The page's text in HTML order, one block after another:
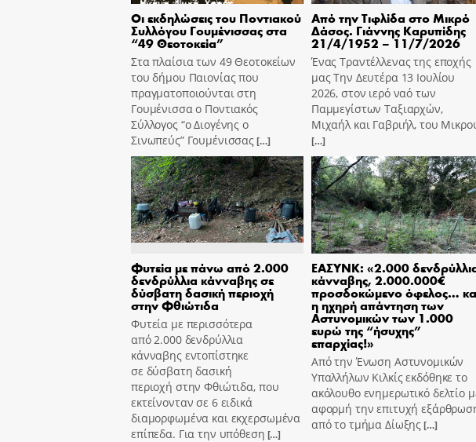
Οι εκδηλώσεις του Ποντιακού
Συλλόγου Γουμένισσας στα
“49 Θεοτοκεία”
Στα πλαίσια των 49 Θεοτοκείων
του δήμου Παιονίας που
πραγματοποιούνται στη
Γουμένισσα ο Ποντιακός
Σύλλογος “ο Διογένης ο
Σινωπεύς” Γουμένισσας[…]
Από την Τιφλίδα στο Μικρό
Δάσος. Γιάννης Καρυπίδης
21/4/1952 – 11/7/2026
Ένας Τραντέλλενας της εποχής
μας Την Δευτέρα 13 Ιουλίου
2026, στον ιερό ναό των
Παμμεγίστων Ταξιαρχών,
Μιχαήλ και Γαβριήλ, του
[…]
Φυτεία με πάνω από 2.000
δενδρύλλια κάνναβης σε
δύσβατη δασική περιοχή
στην Φθιώτιδα
Φυτεία με περισσότερα
από 2.000 δενδρύλλια
κάνναβης εντοπίστηκε
σε δύσβατη δασική
περιοχή στην Φθιώτιδα, που
εκτείνονταν σε 6 ειδικά
διαμορφωμένα και εκχερσωμένα
επίπεδα. Για την υπόθεση […]
ΕΑΣΥΝΚ: «2.000
κάνναβης, 2.000.000€
προσδοκώμενο όφελος…
η ηχηρή απάντηση των
Αστυνομικών των 1.000
ευρώ της “ήσυχης”
επαρχίας!»
Από την Ένωση Αστυνομικών
Υπαλλήλων Κιλκίς εκδόθηκε το
ακόλουθο ενημερωτικό δελτίο
αφορμή την επιτυχή
από το τμήμα Δίωξης[…]